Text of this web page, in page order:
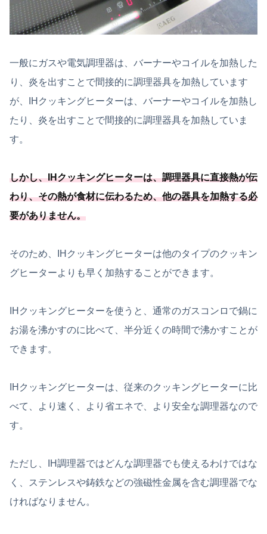
一般にガスや電気調理器は、バーナーやコイルを加熱した
り、炎を出すことで間接的に調理器具を加熱しています
が、IHクッキングヒーターは、バーナーやコイルを加熱し
たり、炎を出すことで間接的に調理器具を加熱していま
す。
しかし、IHクッキングヒーターは、調理器具に直接熱が伝
わり、その熱が食材に伝わるため、他の器具を加熱する必
要がありません。
そのため、IHクッキングヒーターは他のタイプのクッキン
グヒーターよりも早く加熱することができます。
IHクッキングヒーターを使うと、通常のガスコンロで鍋に
お湯を沸かすのに比べて、半分近くの時間で沸かすことが
できます。
IHクッキングヒーターは、従来のクッキングヒーターに比
べて、より速く、より省エネで、より安全な調理器なので
す。
ただし、IH調理器ではどんな調理器でも使えるわけではな
く、ステンレスや鋳鉄などの強磁性金属を含む調理器でな
ければなりません。